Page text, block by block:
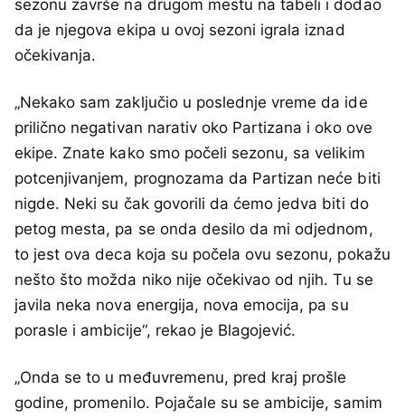
sezonu završe na drugom mestu na tabeli i dodao
da je njegova ekipa u ovoj sezoni igrala iznad
očekivanja.
„Nekako sam zaključio u poslednje vreme da ide
prilično negativan narativ oko Partizana i oko ove
ekipe. Znate kako smo počeli sezonu, sa velikim
potcenjivanjem, prognozama da Partizan neće biti
nigde. Neki su čak govorili da ćemo jedva biti do
petog mesta, pa se onda desilo da mi odjednom,
to jest ova deca koja su počela ovu sezonu, pokažu
nešto što možda niko nije očekivao od njih. Tu se
javila neka nova energija, nova emocija, pa su
porasle i ambicije“, rekao je Blagojević.
„Onda se to u međuvremenu, pred kraj prošle
godine, promenilo. Pojačale su se ambicije, samim